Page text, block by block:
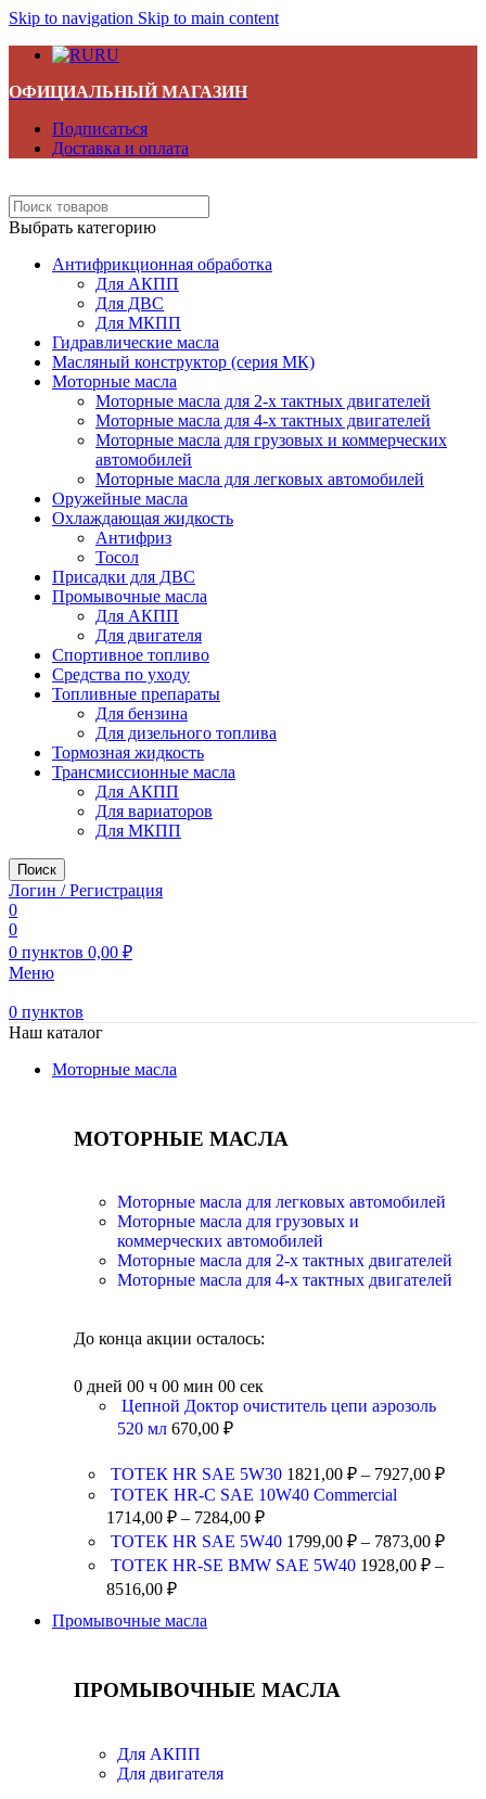
Skip to navigation Skip to main content
RU
ОФИЦИАЛЬНЫЙ МАГАЗИН
Подписаться
Доставка и оплата
Выбрать категорию
Антифрикционная обработка
Для АКПП
Для ДВС
Для МКПП
Гидравлические масла
Масляный конструктор (серия МК)
Моторные масла
Моторные масла для 2-х тактных двигателей
Моторные масла для 4-х тактных двигателей
Моторные масла для грузовых и коммерческих
автомобилей
Моторные масла для легковых автомобилей
Оружейные масла
Охлаждающая жидкость
Антифриз
Тосол
Присадки для ДВС
Промывочные масла
Для АКПП
Для двигателя
Спортивное топливо
Средства по уходу
Топливные препараты
Для бензина
Для дизельного топлива
Тормозная жидкость
Трансмиссионные масла
Для АКПП
Для вариаторов
Для МКПП
Поиск
Логин / Регистрация
0
0
0 пунктов 0,00 ₽
Меню
0 пунктов
Наш каталог
Моторные масла
МОТОРНЫЕ МАСЛА
Моторные масла для легковых автомобилей
Моторные масла для грузовых и
коммерческих автомобилей
Моторные масла для 2-х тактных двигателей
Моторные масла для 4-х тактных двигателей
До конца акции осталось:
0 дней 00 ч 00 мин 00 сек
Цепной Доктор очиститель цепи аэрозоль
520 мл 670,00 ₽
ТОТЕК HR SAE 5W30 1821,00 ₽ – 7927,00 ₽
TOTEK HR-C SAE 10W40 Commercial
1714,00 ₽ – 7284,00 ₽
ТОТЕК HR SAE 5W40 1799,00 ₽ – 7873,00 ₽
ТОТЕК HR-SE BMW SAE 5W40 1928,00 ₽ –
8516,00 ₽
Промывочные масла
ПРОМЫВОЧНЫЕ МАСЛА
Для АКПП
Для двигателя